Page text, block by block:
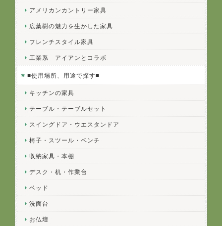
アメリカンカントリー家具
広葉樹の魅力を生かした家具
フレンチスタイル家具
工業系 アイアンとコラボ
■使用場所、用途で探す■
キッチンの家具
テーブル・テーブルセット
スイングドア・ウエスタンドア
椅子・スツール・ベンチ
収納家具・本棚
デスク・机・作業台
ベッド
洗面台
お仏壇